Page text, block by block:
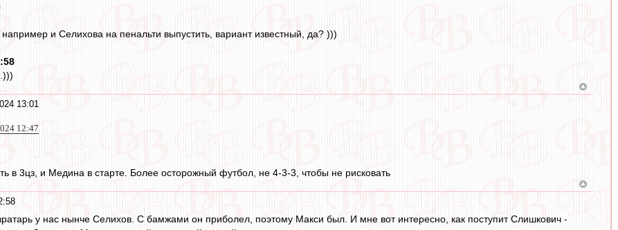
и Селихова на пенальти выпустить, вариант известный, да? )))
13:01
12:47
в 3цз, и Медина в старте. Более осторожный футбол, не 4-3-3, чтобы не рисковать
у нас нынче Селихов. С бамжами он приболел, поэтому Макси был. И мне вот интересно, как поступит Слишкович -